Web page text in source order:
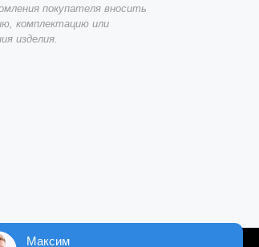
покупателя вносить
комплектацию или
изделия.
Максим